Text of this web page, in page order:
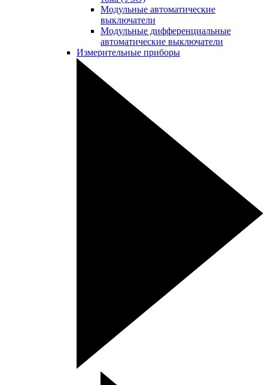
Модульные автоматические
выключатели
Модульные дифференциальные
автоматические выключатели
Измерительные приборы